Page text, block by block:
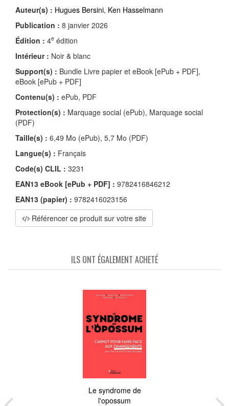
Auteur(s) : Hugues Bersini, Ken Hasselmann
Publication : 8 janvier 2026
Édition : 4e édition
Intérieur : Noir & blanc
Support(s) : Bundle Livre papier et eBook [ePub + PDF],
eBook [ePub + PDF]
Contenu(s) : ePub, PDF
Protection(s) : Marquage social (ePub), Marquage social
(PDF)
Taille(s) : 6,49 Mo (ePub), 5,7 Mo (PDF)
Langue(s) : Français
Code(s) CLIL : 3231
EAN13 eBook [ePub + PDF] : 9782416846212
EAN13 (papier) : 9782416023156
Référencer ce produit sur votre site
ILS ONT ÉGALEMENT ACHETÉ
Le syndrome de
l'opossum